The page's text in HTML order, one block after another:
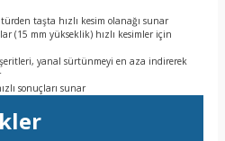
taşta hızlı kesim olanağı sunar
(15 mm yükseklik) hızlı kesimler için
yanal sürtünmeyi en aza indirerek
sonuçları sunar